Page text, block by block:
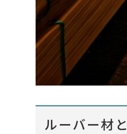
ルーバー材